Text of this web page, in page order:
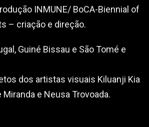
INMUNE/ BoCA-Biennial of
– criação e direção.
Guiné Bissau e São Tomé e
dos artistas visuais Kiluanji Kia
Miranda e Neusa Trovoada.